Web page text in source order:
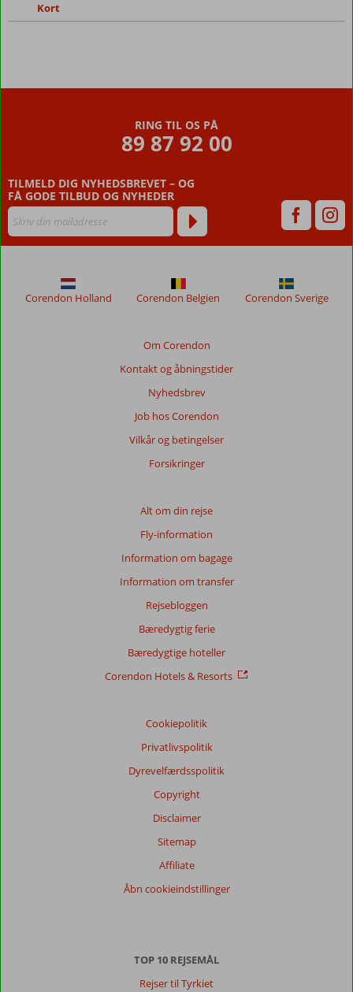
Kort
RING TIL OS PÅ
89 87 92 00
TILMELD DIG NYHEDSBREVET – OG
FÅ GODE TILBUD OG NYHEDER
Om Corendon
Kontakt og åbningstider
Nyhedsbrev
Job hos Corendon
Vilkår og betingelser
Forsikringer
Alt om din rejse
Fly-information
Information om bagage
Information om transfer
Rejsebloggen
Bæredygtig ferie
Bæredygtige hoteller
Corendon Hotels & Resorts
Cookiepolitik
Privatlivspolitik
Dyrevelfærdsspolitik
Copyright
Disclaimer
Sitemap
Affiliate
Åbn cookieindstillinger
Corendon Holland Corendon Belgien Corendon Sverige
TOP 10 REJSEMÅL
Rejser til Tyrkiet